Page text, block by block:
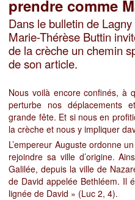
prendre comme
Dans le bulletin de Lagny
Marie-Thérèse Buttin
de la crèche un chemin
de son article.
Nous voilà encore confinés, à
perturbe nos déplacements
grande fête. Et si nous en
la crèche et nous y impliquer
L’empereur Auguste ordonne
rejoindre sa ville d’origine.
Galilée, depuis la ville de
de David appelée Bethléem. Il
lignée de David » (Luc 2, 4).